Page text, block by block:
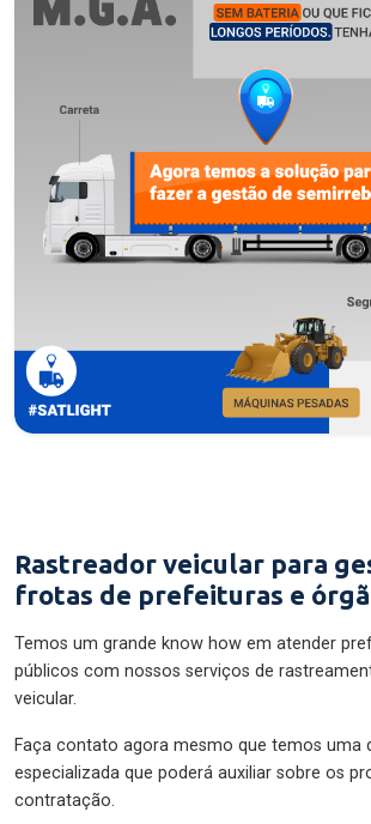
Rastreador veicular para
frotas de prefeituras e
Temos um grande know how em atender
públicos com nossos serviços de
veicular.
Faça contato agora mesmo que temos uma
especializada que poderá auxiliar sobre os
contratação.